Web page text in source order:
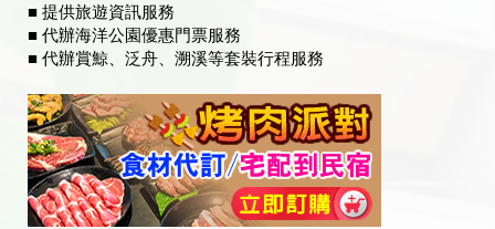
■ 提供旅遊資訊服務
■ 代辦海洋公園優惠門票服務
■ 代辦賞鯨、泛舟、溯溪等套裝行程服務